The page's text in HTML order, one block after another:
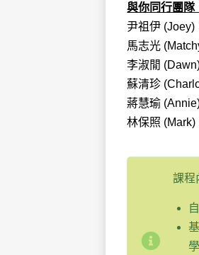
與你同行團隊
尹祖伊 (Joey)
馬志光
李淑閒
蘇清珍
蔣慧瑜
林保照
課程